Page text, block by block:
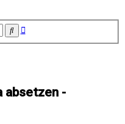
SucheErweiterte
absetzen -